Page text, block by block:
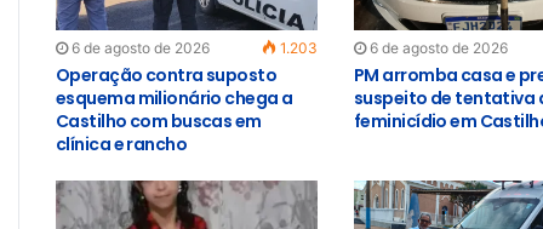
6 de agosto de 2026 1.203
Operação contra suposto
esquema milionário chega a
Castilho com buscas em
clínica e rancho
6 de agosto de 2026
PM arromba casa e
suspeito de tentativa
feminicídio em